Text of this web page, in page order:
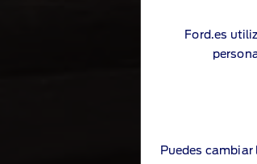
Ford.es
Puedes